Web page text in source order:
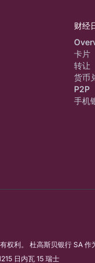
财经
卡片
转让
货币
P2P
手机
利。 杜高斯贝银行 SA 作
日内瓦 15 瑞士